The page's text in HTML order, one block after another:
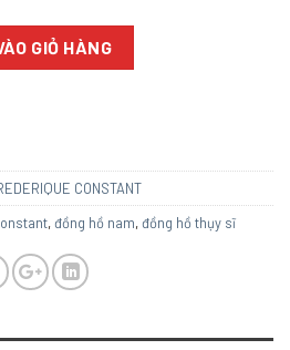
GIỎ HÀNG
CONSTANT
,đồng hồ nam,đồng hồ thụy sĩ